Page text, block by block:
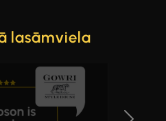
lasāmviela